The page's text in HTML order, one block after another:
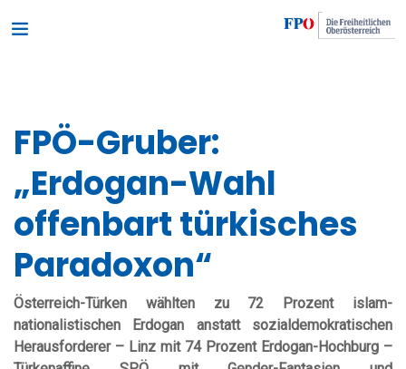
FPÖ-Gruber:
„Erdogan-Wahl
offenbart türkisches
Paradoxon“
Österreich-Türken wählten zu 72 Prozent islam-
nationalistischen Erdogan anstatt sozialdemokratischen
Herausforderer – Linz mit 74 Prozent Erdogan-Hochburg –